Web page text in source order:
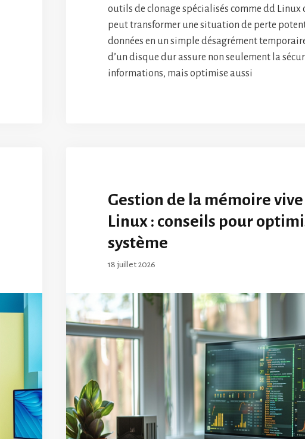
outils de clonage spécialisés comme dd Linux
peut transformer une situation de perte
données en un simple désagrément
d’un disque dur assure non seulement la
informations, mais optimise aussi
Gestion de la mémoire vive
Linux : conseils pour
système
18 juillet 2026